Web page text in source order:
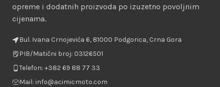
opreme i dodatnih proizvoda po izuzetno povoljnim
cijenama.
Bul. Ivana Crnojevića 6, 81000 Podgorica, Crna Gora
PIB/Matični broj: 03126501
Telefon: +382 69 88 77 33
Mail: info@acimicmoto.com